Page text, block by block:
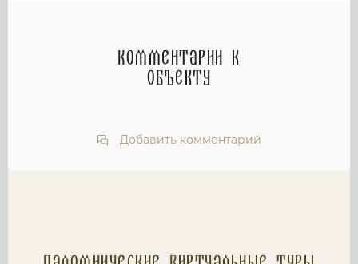
Комментарии к
объекту
Добавить комментарий